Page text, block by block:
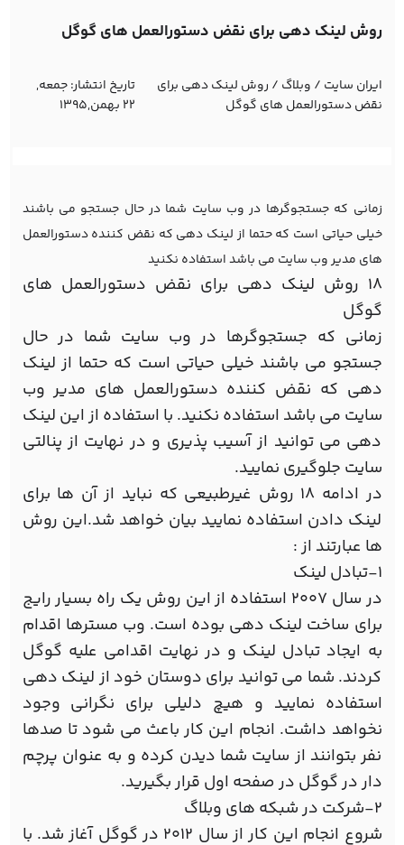
روش لینک دهی برای نقض دستورالعمل های گوگل
ایران سایت / وبلاگ / روش لینک دهی برای
نقض دستورالعمل های گوگل
تاریخ انتشار:جمعه,
22 بهمن,1395
زمانی که جستجوگرها در وب سایت شما در حال جستجو می باشند
خیلی حیاتی است که حتما از لینک دهی که نقض کننده دستورالعمل
های مدیر وب سایت می باشد استفاده نکنید
18 روش لینک دهی برای نقض دستورالعمل های
گوگل
زمانی که جستجوگرها در وب سایت شما در حال
جستجو می باشند خیلی حیاتی است که حتما از لینک
دهی که نقض کننده دستورالعمل های مدیر وب
سایت می باشد استفاده نکنید. با استفاده از این لینک
دهی می توانید از آسیب پذیری و در نهایت از پنالتی
سایت جلوگیری نمایید.
در ادامه 18 روش غیرطبیعی که نباید از آن ها برای
لینک دادن استفاده نمایید بیان خواهد شد.این روش
ها عبارتند از :
1-تبادل لینک
در سال 2007 استفاده از این روش یک راه بسیار رایج
برای ساخت لینک دهی بوده است. وب مسترها اقدام
به ایجاد تبادل لینک و در نهایت اقدامی علیه گوگل
کردند. شما می توانید برای دوستان خود از لینک دهی
استفاده نمایید و هیچ دلیلی برای نگرانی وجود
نخواهد داشت. انجام این کار باعث می شود تا صدها
نفر بتوانند از سایت شما دیدن کرده و به عنوان پرچم
دار در گوگل در صفحه اول قرار بگیرید.
2-شرکت در شبکه های وبلاگ
شروع انجام این کار از سال 2012 در گوگل آغاز شد. با